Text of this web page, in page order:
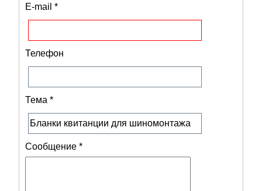
E-mail *
Телефон
Тема *
Сообщение *